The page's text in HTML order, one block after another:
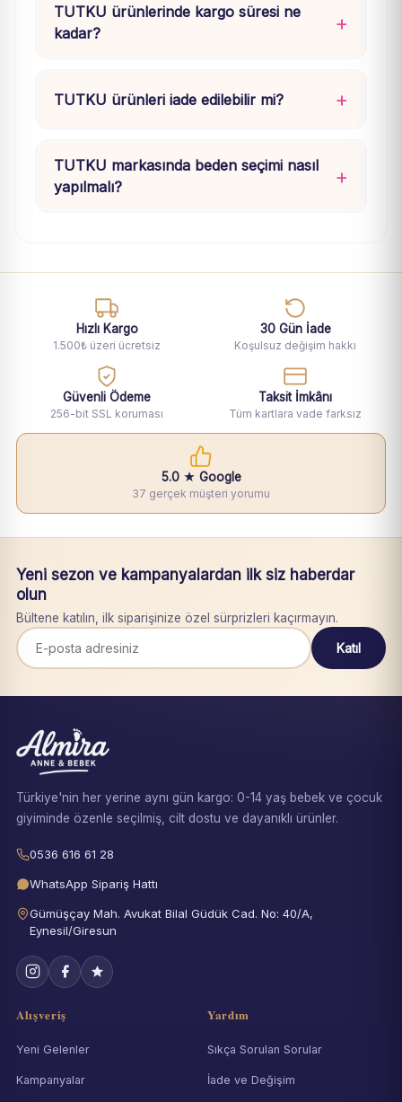
TUTKU ürünlerinde kargo süresi ne
kadar?
TUTKU ürünleri iade edilebilir mi?
TUTKU markasında beden seçimi nasıl
yapılmalı?
Hızlı Kargo
1.500₺ üzeri ücretsiz
30 Gün İade
Koşulsuz değişim hakkı
Güvenli Ödeme
256-bit SSL koruması
Taksit İmkânı
Tüm kartlara vade farksız
5.0 ★ Google
37 gerçek müşteri yorumu
Yeni sezon ve kampanyalardan ilk siz haberdar
olun
Bültene katılın, ilk siparişinize özel sürprizleri kaçırmayın.
Katıl
Türkiye'nin her yerine aynı gün kargo: 0-14 yaş bebek ve çocuk
giyiminde özenle seçilmiş, cilt dostu ve dayanıklı ürünler.
0536 616 61 28
WhatsApp Sipariş Hattı
Gümüşçay Mah. Avukat Bilal Güdük Cad. No: 40/A,
Eynesil/Giresun
Alışveriş
Yeni Gelenler
Kampanyalar
Yardım
Sıkça Sorulan Sorular
İade ve Değişim